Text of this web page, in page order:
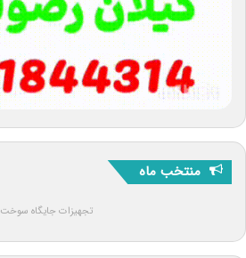
منتخب ماه
تجهیزات جایگاه سوخت